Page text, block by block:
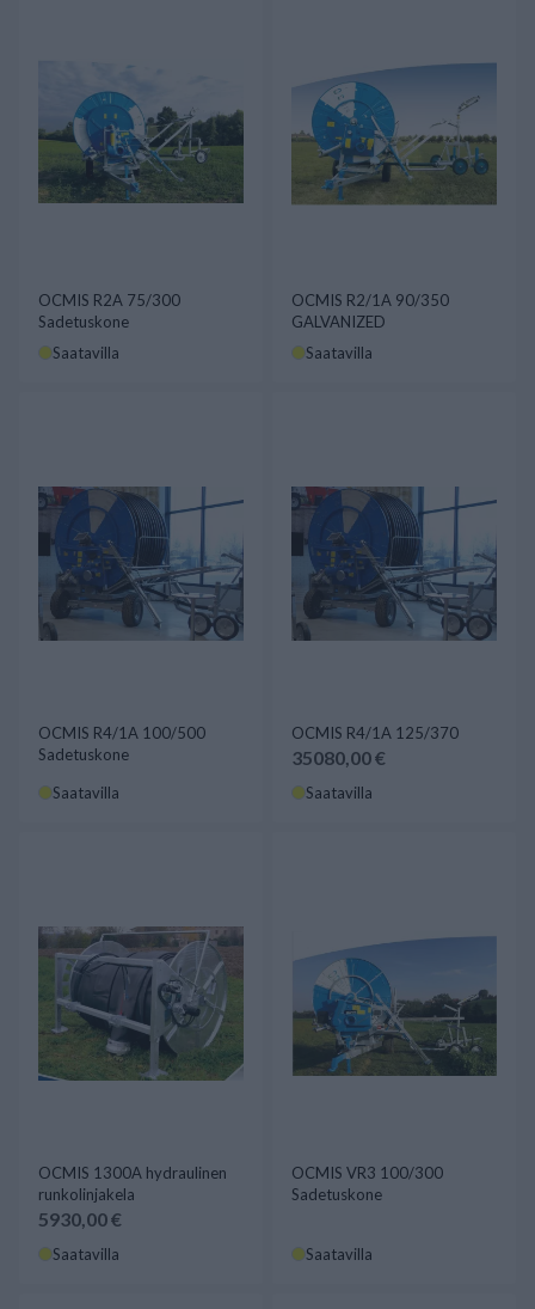
OCMIS R2A 75/300
Sadetuskone
Saatavilla
OCMIS R2/1A 90/350
GALVANIZED
Saatavilla
OCMIS R4/1A 100/500
Sadetuskone
Saatavilla
OCMIS R4/1A 125/370
35080,00 €
Saatavilla
OCMIS 1300A hydraulinen
runkolinjakela
5930,00 €
Saatavilla
OCMIS VR3 100/300
Sadetuskone
Saatavilla